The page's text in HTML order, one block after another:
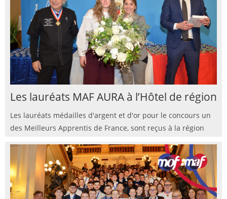
Les lauréats MAF AURA à l’Hôtel de région
Les lauréats médailles d'argent et d'or pour le concours un
des Meilleurs Apprentis de France, sont reçus à la région